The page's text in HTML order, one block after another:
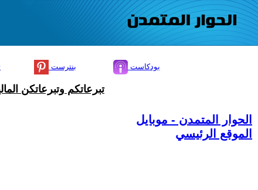
بنترست بودكاست
تبرعاتكم وتبرعاتكن
الحوار المتمدن - موبايل
الموقع الرئيسي